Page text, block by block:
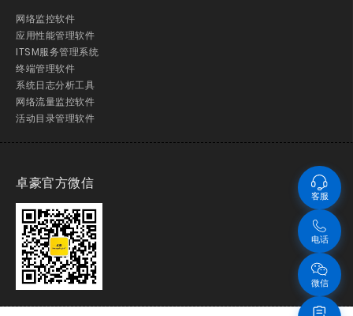
网络监控软件
应用性能管理软件
ITSM服务管理系统
终端管理软件
系统日志分析工具
网络流量监控软件
活动目录管理软件
卓豪官方微信
客服
电话
微信